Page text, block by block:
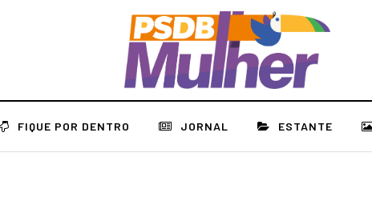
FIQUE POR DENTRO JORNAL ESTANTE